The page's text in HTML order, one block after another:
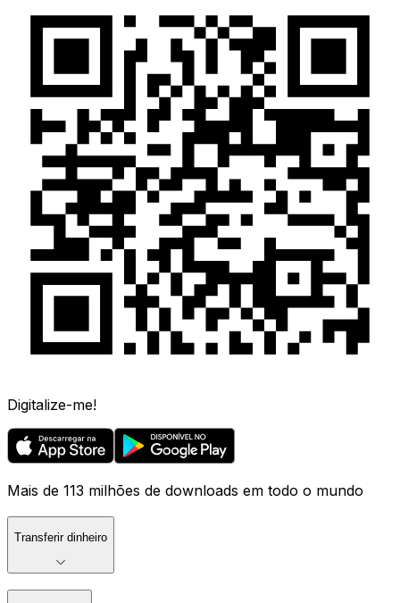
Digitalize-me!
Mais de 113 milhões de downloads em todo o mundo
Transferir dinheiro